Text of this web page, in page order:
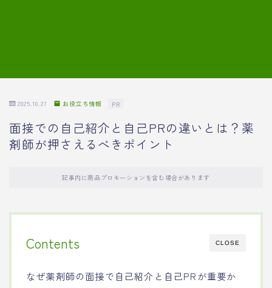
2025.10.27 お役立ち情報 PR
面接での自己紹介と自己PRの違いとは？薬
剤師が押さえるべきポイント
記事内に商品プロモーションを含む場合があります
CLOSE
Contents
なぜ薬剤師の面接で自己紹介と自己PRが重要か